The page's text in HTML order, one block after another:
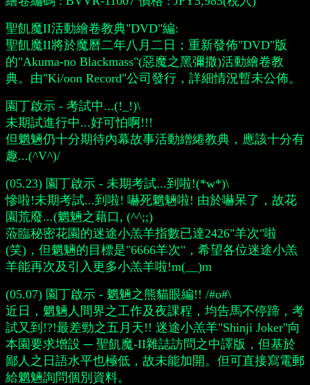
聖飢魔II活動繪卷教典"DVD"編:
聖飢魔II將於魔曆二年八月二日；重新發佈"DVD"版
的"Akuma-no Blackmass"(惡魔之黑彌撒)活動繪卷教
典。由"Ki/oon Record"公司發行，詳細情況暫未公佈。
園丁啟示 - 考試中...(!_!)\
未期試進行中...好可怕啊!!!
但魍魎仍十分期待內幕故事活動繒綣教典，應該十分有
趣...(^V^)/
(05.23) 園丁啟示 - 未期考試...到啦!(*w*)\
慘啦!未期考試...到啦! 嚇死魍魎啦! 由於嚇呆了，故花
園荒廢...(魍魎之藉口, (^^;;)
蒞臨秘密花園的迷途小羔羊指數已達2426"羊次"啦
(笑)，但魍魎的目標是"6666羊次"，希望各位迷途小羔
羊能再次及引入更多小羔羊啦!m(__)m
(05.07) 園丁啟示 - 魍魎之熊貓眼編!! /#o#\
近日，魍魎人間界之工作及夜課程，均告馬不停蹄，考
試又到!?!最差勁之五月天!! 迷途小羔羊"Shinji Joker"向
本園要求增設 ─ 聖飢魔-II雜誌訪問之中譯版，但基於
鄙人之日語水平也極低，故未能加開。但可直接寫電郵
給魍魎詢問個別資料。